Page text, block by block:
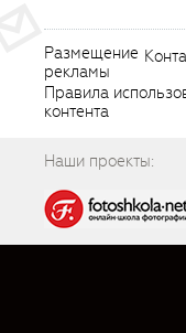
Размещение
рекламы
Правила
контента
Наши проекты: